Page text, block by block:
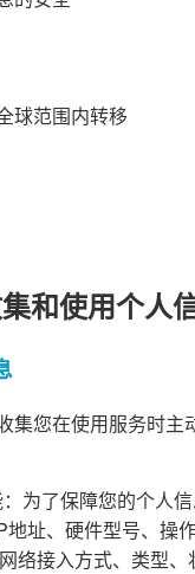
球范围内转移
和使用个人
集您在使用服务时
为了保障您的个人
址、硬件型号、操
络接入方式、类型